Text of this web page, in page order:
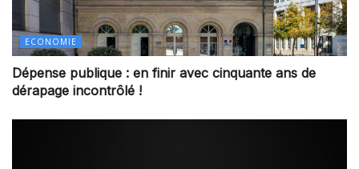
ECONOMIE
Dépense publique : en finir avec cinquante ans de
dérapage incontrôlé !